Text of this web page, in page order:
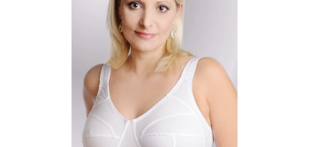
hvězdiček.